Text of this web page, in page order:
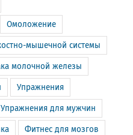
Омоложение
мышечной системы
молочной железы
Упражнения
Упражнения для мужчин
Фитнес для мозгов